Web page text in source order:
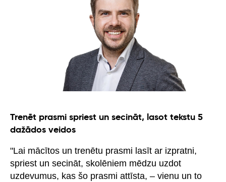
Trenēt prasmi spriest un secināt, lasot tekstu 5
dažādos veidos
"Lai mācītos un trenētu prasmi lasīt ar izpratni,
spriest un secināt, skolēniem mēdzu uzdot
uzdevumus, kas šo prasmi attīsta, – vienu un to